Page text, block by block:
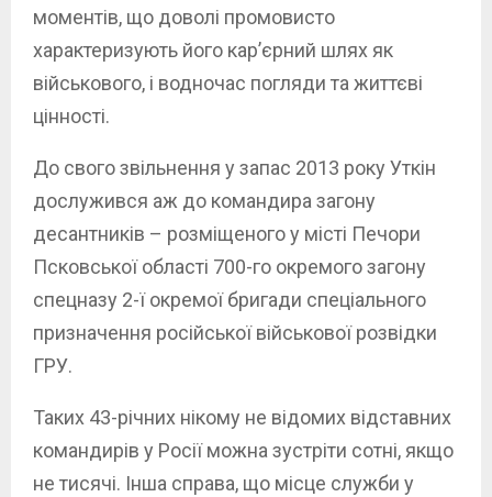
моментів, що доволі промовисто
характеризують його кар’єрний шлях як
військового, і водночас погляди та життєві
цінності.
До свого звільнення у запас 2013 року Уткін
дослужився аж до командира загону
десантників – розміщеного у місті Печори
Псковської області 700-го окремого загону
спецназу 2-ї окремої бригади спеціального
призначення російської військової розвідки
ГРУ.
Таких 43-річних нікому не відомих відставних
командирів у Росії можна зустріти сотні, якщо
не тисячі. Інша справа, що місце служби у